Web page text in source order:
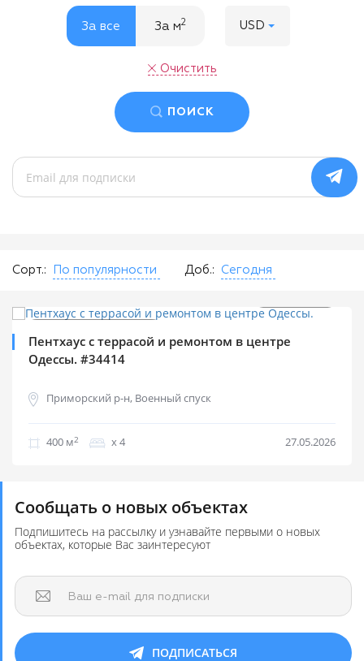
За все За м2 USD
Очистить
ПОИСК
Сорт.: По популярности Доб.: Сегодня
$700 000
Пентхаус с террасой и ремонтом в центре
Одессы. #34414
Приморский р-н, Военный спуск
400 м2 х 4 27.05.2026
Сообщать о новых объектах
Подпишитесь на рассылку и узнавайте первыми о новых
объектах, которые Вас заинтересуют
Ваш e-mail для подписки
ПОДПИСАТЬСЯ